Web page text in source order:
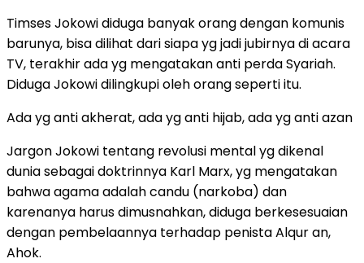
Timses Jokowi diduga banyak orang dengan komunis
barunya, bisa dilihat dari siapa yg jadi jubirnya di acara
TV, terakhir ada yg mengatakan anti perda Syariah.
Diduga Jokowi dilingkupi oleh orang seperti itu.
Ada yg anti akherat, ada yg anti hijab, ada yg anti azan
Jargon Jokowi tentang revolusi mental yg dikenal
dunia sebagai doktrinnya Karl Marx, yg mengatakan
bahwa agama adalah candu (narkoba) dan
karenanya harus dimusnahkan, diduga berkesesuaian
dengan pembelaannya terhadap penista Alqur an,
Ahok.